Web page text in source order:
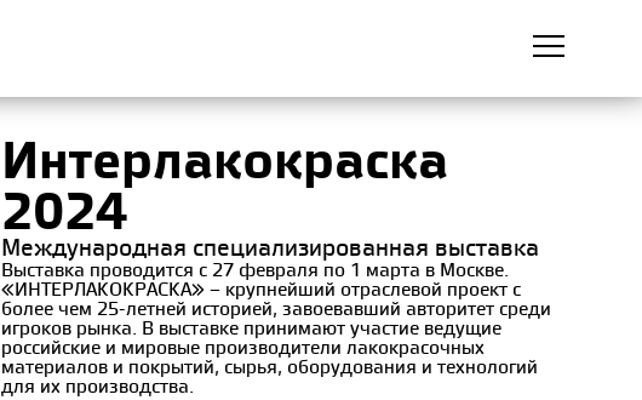
Интерлакокраска
2024
Международная специализированная выставка
Выставка проводится c 27 февраля по 1 марта в Москве.
«ИНТЕРЛАКОКРАСКА» – крупнейший отраслевой проект с
более чем 25-летней историей, завоевавший авторитет среди
игроков рынка. В выставке принимают участие ведущие
российские и мировые производители лакокрасочных
материалов и покрытий, сырья, оборудования и технологий
для их производства.